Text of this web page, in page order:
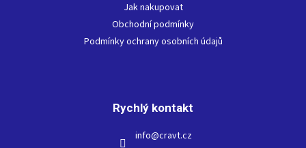
Jak nakupovat
Obchodní podmínky
Podmínky ochrany osobních údajů
Rychlý kontakt
info@cravt.cz